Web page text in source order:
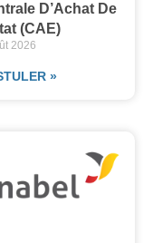
D’Achat De
(CAE)
2026
»